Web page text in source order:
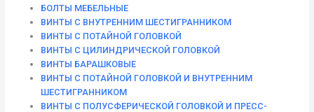
БОЛТЫ МЕБЕЛЬНЫЕ
ВИНТЫ С ВНУТРЕННИМ ШЕСТИГРАННИКОМ
ВИНТЫ С ПОТАЙНОЙ ГОЛОВКОЙ
ВИНТЫ С ЦИЛИНДРИЧЕСКОЙ ГОЛОВКОЙ
ВИНТЫ БАРАШКОВЫЕ
ВИНТЫ С ПОТАЙНОЙ ГОЛОВКОЙ И ВНУТРЕННИМ
ШЕСТИГРАННИКОМ
ВИНТЫ С ПОЛУСФЕРИЧЕСКОЙ ГОЛОВКОЙ И ПРЕСС-